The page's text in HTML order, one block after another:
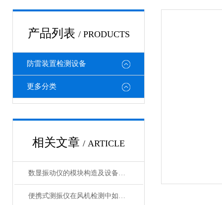
产品列表 / PRODUCTS
防雷装置检测设备
更多分类
相关文章 / ARTICLE
数显振动仪的模块构造及设备使用方法
便携式测振仪在风机检测中如何应用？